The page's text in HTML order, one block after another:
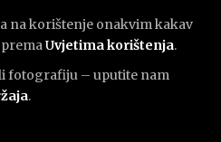
na korištenje onakvim kakav
Uvjetima korištenja.
fotografiju – uputite nam
.